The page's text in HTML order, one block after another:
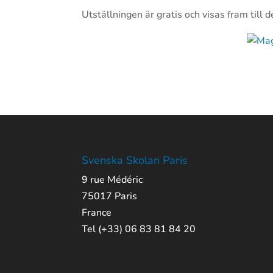
Utställningen är gratis och visas fram till
Svenska Skolan Paris
9 rue Médéric
75017 Paris
France
Tel (+33) 06 83 81 84 20